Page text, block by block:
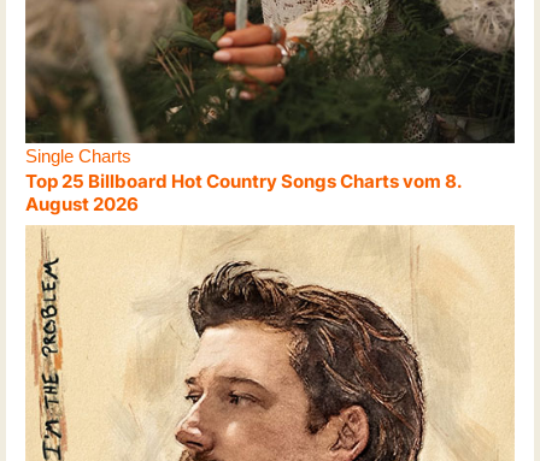
Single Charts
Top 25 Billboard Hot Country Songs Charts vom 8.
August 2026